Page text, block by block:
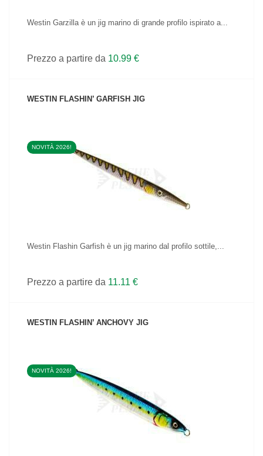
Westin Garzilla è un jig marino di grande profilo ispirato a...
Prezzo a partire da 10.99 €
WESTIN FLASHIN’ GARFISH JIG
NOVITÀ 2026!
VEDI IL PRODOTTO
Westin Flashin Garfish è un jig marino dal profilo sottile,...
Prezzo a partire da 11.11 €
WESTIN FLASHIN’ ANCHOVY JIG
NOVITÀ 2026!
VEDI IL PRODOTTO